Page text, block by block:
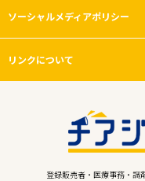
ソーシャルメディアポリシー
リンクについて
登録販売者・医療事務・調